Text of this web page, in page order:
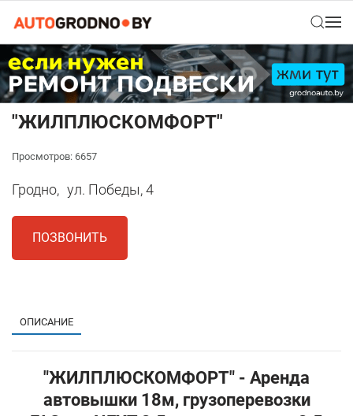
"ЖИЛПЛЮСКОМФОРТ"
Просмотров: 6657
Гродно, ул. Победы, 4
ПОЗВОНИТЬ
ОПИСАНИЕ
"ЖИЛПЛЮСКОМФОРТ" - Аренда
автовышки 18м, грузоперевозки